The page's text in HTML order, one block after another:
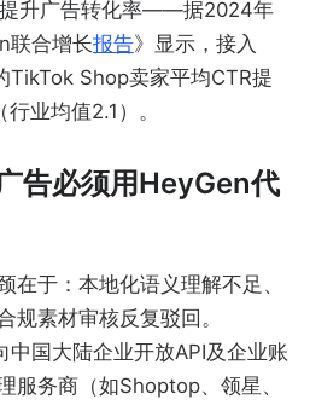
升广告转化率——据2024年
联合增长报告》显示，接入
TikTok Shop卖家平均CTR提
业均值2.1）。
告必须用HeyGen代
在于：本地化语义理解不足、
规素材审核反复驳回。
中国大陆企业开放API及企业账
服务商（如Shoptop、领星、